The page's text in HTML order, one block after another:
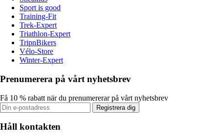
Sport is good
Training-Fit
Trek-Expert
Triathlon-Expert
TripnBikers
Vélo-Store
Winter-Expert
Prenumerera på vårt nyhetsbrev
Få 10 % rabatt när du prenumererar på vårt nyhetsbrev
Registrera dig
Håll kontakten